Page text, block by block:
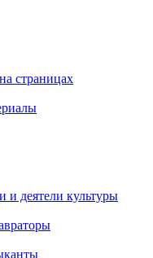
страницах
и деятели культуры